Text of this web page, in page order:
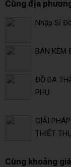
Cùng địa
Nhập Sỉ
BÁN KÈM
ĐỒ DA
PHỤ
GIẢI
THIẾT
Cùng khoảng